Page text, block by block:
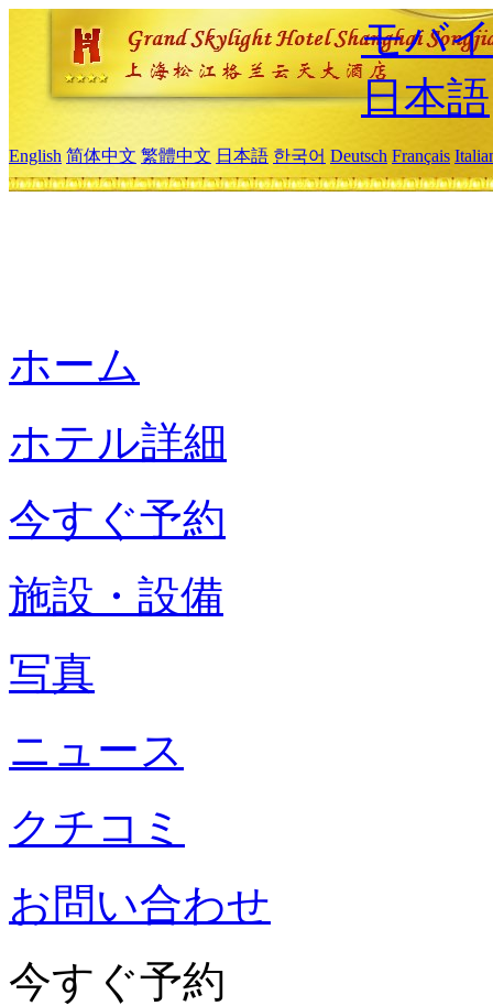
モバ
日本語
English 简体中文 繁體中文 日本語 한국어 Deutsch Français
ホーム
ホテル詳細
今すぐ予約
施設・設備
写真
ニュース
クチコミ
お問い合わせ
今すぐ予約